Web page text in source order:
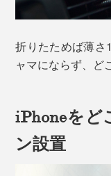
折りたためば薄さ
ャマにならず、ど
iPhoneをど
ン設置